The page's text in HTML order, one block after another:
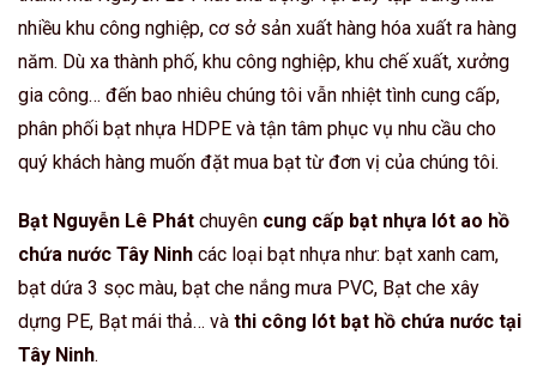
nhiều khu công nghiệp, cơ sở sản xuất hàng hóa xuất ra hàng
năm. Dù xa thành phố, khu công nghiệp, khu chế xuất, xưởng
gia công… đến bao nhiêu chúng tôi vẫn nhiệt tình cung cấp,
phân phối bạt nhựa HDPE và tận tâm phục vụ nhu cầu cho
quý khách hàng muốn đặt mua bạt từ đơn vị của chúng tôi.
Bạt Nguyễn Lê Phát chuyên cung cấp bạt nhựa lót ao hồ
chứa nước Tây Ninh các loại bạt nhựa như: bạt xanh cam,
bạt dứa 3 sọc màu, bạt che nắng mưa PVC, Bạt che xây
dựng PE, Bạt mái thả… và thi công lót bạt hồ chứa nước tại
Tây Ninh.